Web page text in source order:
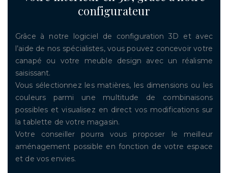
configurateur
Grâce à notre logiciel de configuration 3D et avec
l’aide de nos spécialistes, vous pouvez concevoir votre
canapé ou votre meuble design avec un réalisme
saisissant.
Vous sélectionnez les matières, les dimensions ou les
couleurs parmi une multitude de combinaisons
possibles et visualisez en direct vos modifications sur
la tablette de votre magasin.
Votre conseiller pourra vous proposer le meilleur
aménagement possible en fonction de votre espace
et de vos envies.